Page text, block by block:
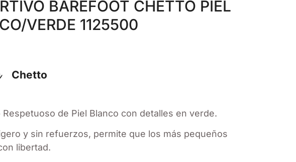
BAREFOOT CHETTO PIEL
VERDE 1125500
Chetto
Respetuoso de Piel Blanco con detalles en verde.
y sin refuerzos, permite que los más pequeños
libertad.